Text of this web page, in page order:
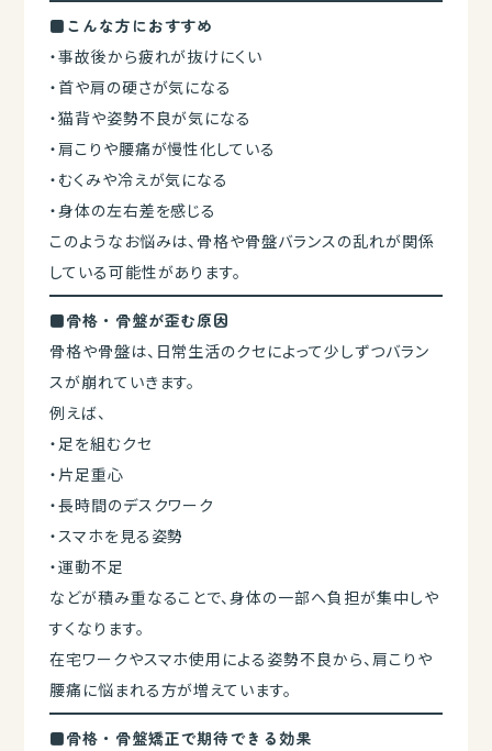
■こんな方におすすめ
・事故後から疲れが抜けにくい
・首や肩の硬さが気になる
・猫背や姿勢不良が気になる
・肩こりや腰痛が慢性化している
・むくみや冷えが気になる
・身体の左右差を感じる
このようなお悩みは、骨格や骨盤バランスの乱れが関係
している可能性があります。
■骨格・骨盤が歪む原因
骨格や骨盤は、日常生活のクセによって少しずつバラン
スが崩れていきます。
例えば、
・足を組むクセ
・片足重心
・長時間のデスクワーク
・スマホを見る姿勢
・運動不足
などが積み重なることで、身体の一部へ負担が集中しや
すくなります。
在宅ワークやスマホ使用による姿勢不良から、肩こりや
腰痛に悩まれる方が増えています。
■骨格・骨盤矯正で期待できる効果